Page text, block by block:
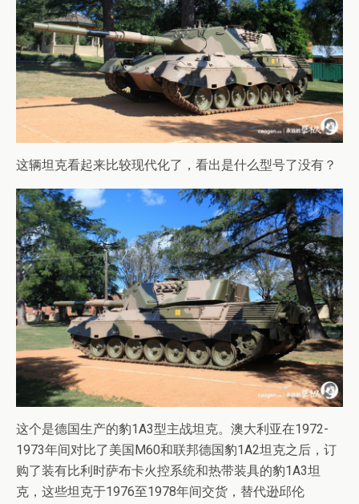
这辆坦克看起来比较现代化了，看出是什么型号了没有？
这个是德国生产的豹1A3型主战坦克。澳大利亚在1972-
1973年间对比了美国M60和联邦德国豹1A2坦克之后，订
购了装有比利时萨布卡火控系统和热带装具的豹1A3坦
克，这些坦克于1976至1978年间交货，替代逊邱伦